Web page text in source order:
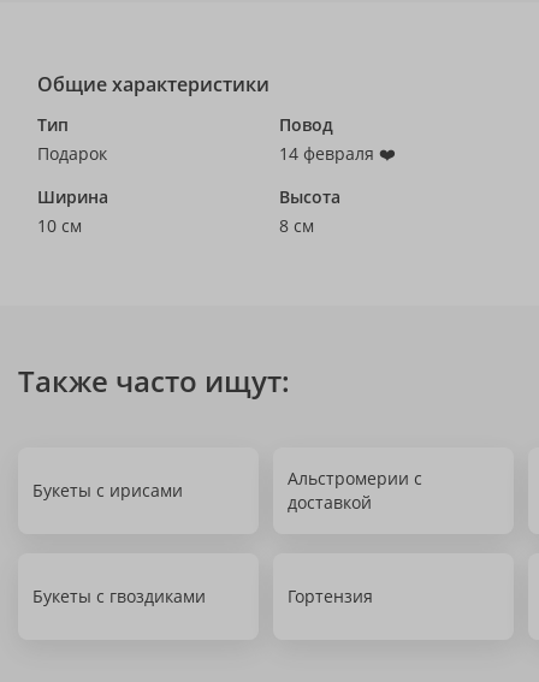
Общие характеристики
Тип
Подарок
Повод
14 февраля ❤️
Ширина
10 см
Высота
8 см
Также часто ищут:
Букеты с ирисами
Альстромерии с
доставкой
Букеты с гвоздиками Гортензия